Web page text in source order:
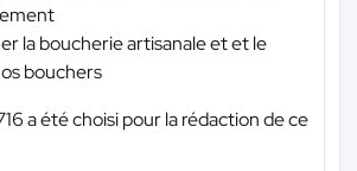
la boucherie artisanale et et le
bouchers
a été choisi pour la rédaction de ce